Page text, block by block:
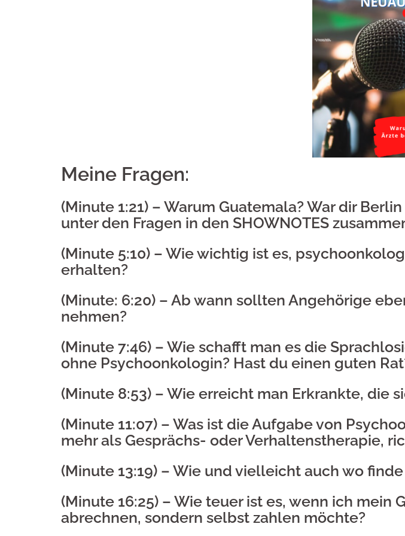
Meine Fragen:
(Minute 1:21) – Warum Guatemala? War dir Berlin
unter den Fragen in den SHOWNOTES
(Minute 5:10) – Wie wichtig ist es,
erhalten?
(Minute: 6:20) – Ab wann sollten Angehörige
nehmen?
(Minute 7:46) – Wie schafft man es die
ohne Psychoonkologin? Hast du einen guten
(Minute 8:53) – Wie erreicht man Erkrankte, die
(Minute 11:07) – Was ist die Aufgabe von
mehr als Gesprächs- oder Verhaltenstherapie,
(Minute 13:19) – Wie und vielleicht auch wo
(Minute 16:25) – Wie teuer ist es, wenn ich mein
abrechnen, sondern selbst zahlen möchte?